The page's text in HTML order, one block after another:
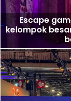
Escape
kelompok